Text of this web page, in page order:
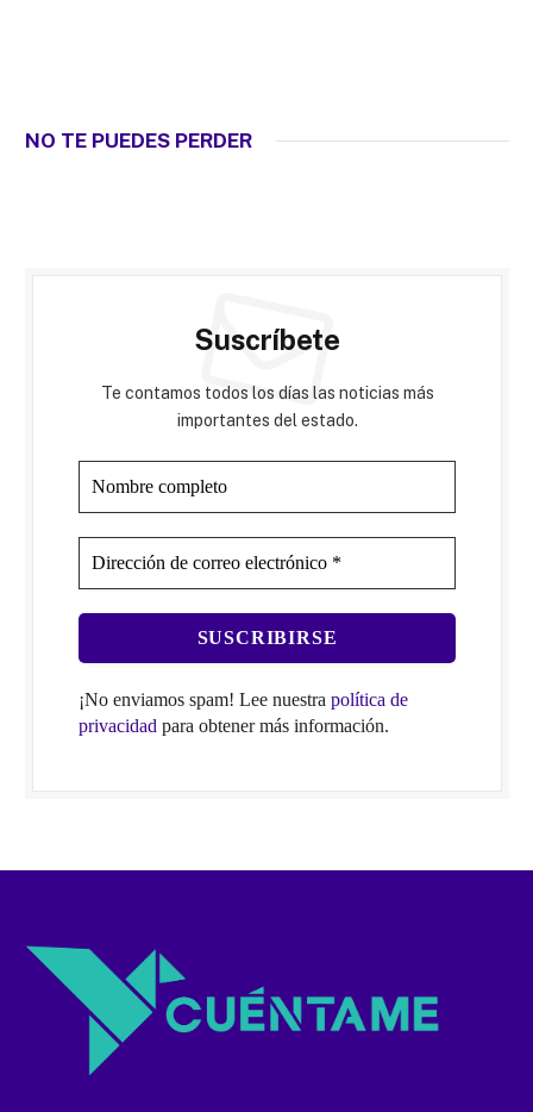
NO TE PUEDES PERDER
Suscríbete
Te contamos todos los días las noticias más
importantes del estado.
¡No enviamos spam! Lee nuestra política de
privacidad para obtener más información.